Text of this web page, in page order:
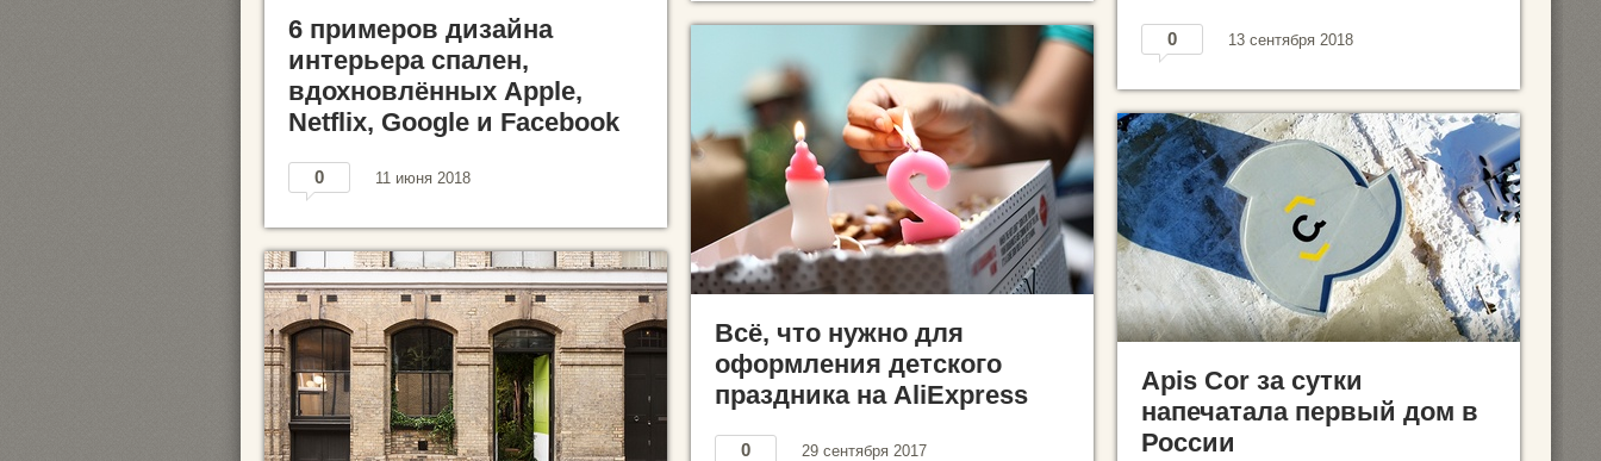
0 13 сентября 2018
6 примеров дизайна
интерьера спален,
вдохновлённых Apple,
Netflix, Google и Facebook
0 11 июня 2018
Всё, что нужно для
оформления детского
праздника на AliExpress
0 29 сентября 2017
Apis Cor за сутки
напечатала первый дом в
России